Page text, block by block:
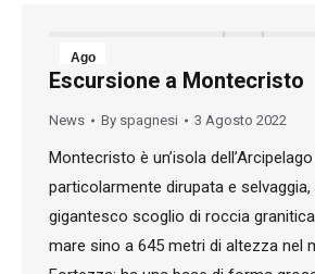
Ago
3
2022
Escursione a Montecristo
News By spagnesi 3 Agosto 2022
Montecristo è un’isola
particolarmente dirupata e selvaggia,
gigantesco scoglio di roccia
mare sino a 645 metri di altezza nel